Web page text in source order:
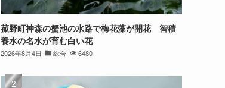
菰野町神森の蟹池の水路で梅花藻が開花 智積
養水の名水が育む白い花
2026年8月4日 総合 6480